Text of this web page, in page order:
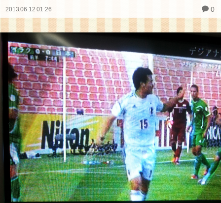
2013.06.12 01:26 0